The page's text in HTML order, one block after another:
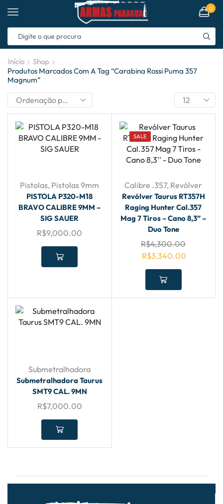
0
Início
Shop
Produtos Marcados Com A Tag “carabina Rossi Puma 357
Magnum”
Pistolas, Pistolas 9mm
PISTOLA P320-M18
BRAVO CALIBRE 9MM –
SIG SAUER
R$9,000.00
SALE
Calibre .357, Revólver
Revólver Taurus RT357H
Raging Hunter Cal.357
Mag 7 Tiros – Cano 8,3” –
Duo Tone
R$4,300.00
R$3,340.00
Submetralhadora
Submetralhadora Taurus
SMT9 CAL. 9MN
R$7,000.00